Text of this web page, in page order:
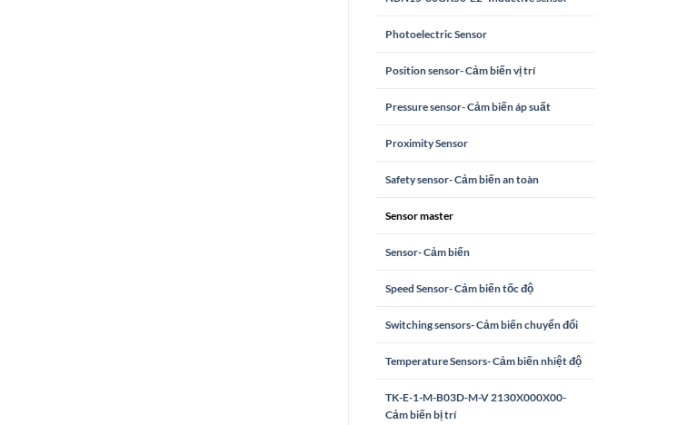
Photoelectric Sensor
Position sensor- Cảm biến vị trí
Pressure sensor- Cảm biến áp suất
Proximity Sensor
Safety sensor- Cảm biến an toàn
Sensor master
Sensor- Cảm biến
Speed Sensor- Cảm biến tốc độ
Switching sensors- Cảm biến chuyển đổi
Temperature Sensors- Cảm biến nhiệt độ
TK-E-1-M-B03D-M-V 2130X000X00-
Cảm biến bị trí